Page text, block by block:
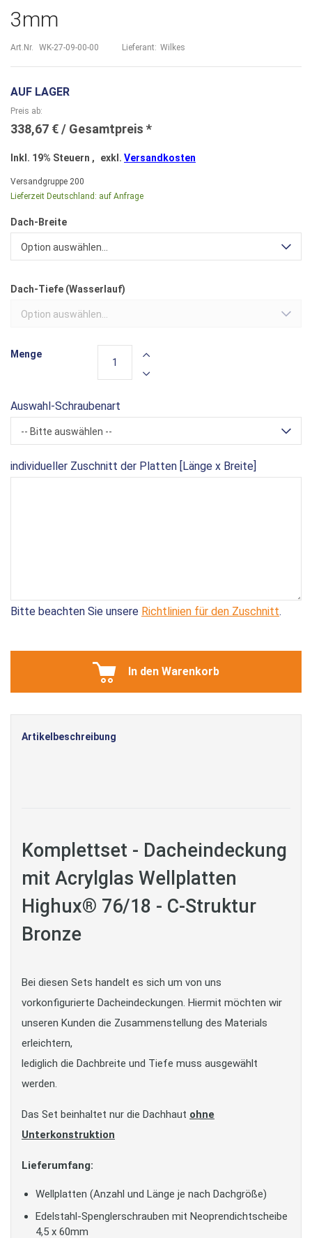
3mm
Art.Nr. WK-27-09-00-00 Lieferant: Wilkes
AUF LAGER
Preis ab
338,67 €
Inkl. 19% Steuern , exkl. Versandkosten
Versandgruppe 200
Lieferzeit Deutschland: auf Anfrage
Dach-Breite
Option auswählen...
Dach-Tiefe (Wasserlauf)
Option auswählen...
Auswahl-Schraubenart
-- Bitte auswählen --
individueller Zuschnitt der Platten [Länge x Breite]
Bitte beachten Sie unsere Richtlinien für den Zuschnitt.
Menge
In den Warenkorb
Artikelbeschreibung
Komplettset - Dacheindeckung
mit Acrylglas Wellplatten
Highux® 76/18 - C-Struktur
Bronze
Bei diesen Sets handelt es sich um von uns
vorkonfigurierte Dacheindeckungen. Hiermit möchten wir
unseren Kunden die Zusammenstellung des Materials
erleichtern,
lediglich die Dachbreite und Tiefe muss ausgewählt
werden.
Das Set beinhaltet nur die Dachhaut ohne
Unterkonstruktion
Lieferumfang:
Wellplatten (Anzahl und Länge je nach Dachgröße)
Edelstahl-Spenglerschrauben mit Neoprendichtscheibe
4,5 x 60mm